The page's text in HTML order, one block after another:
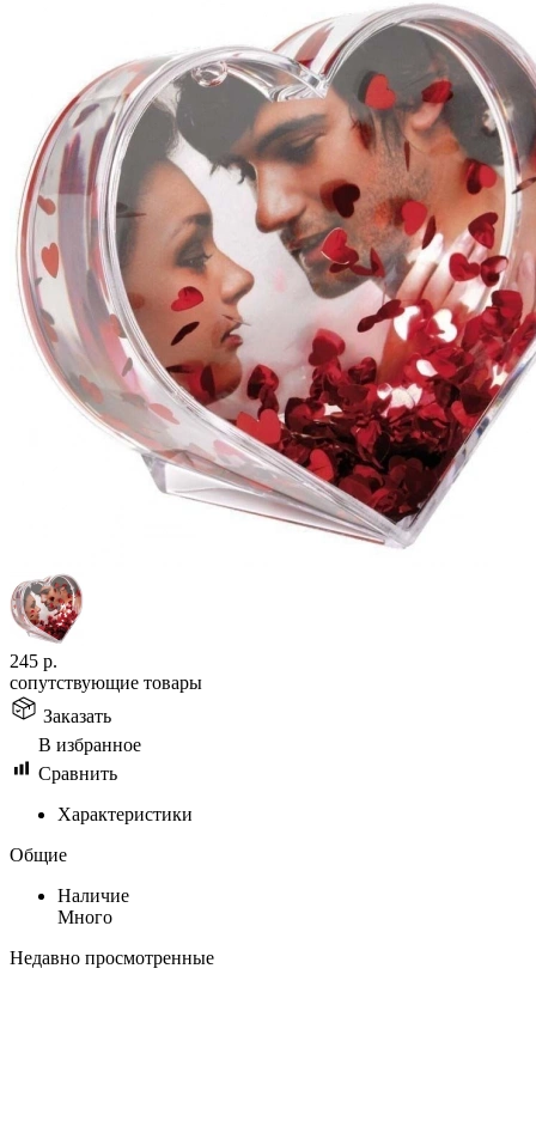
245 р.
сопутствующие товары
Заказать
В избранное
Сравнить
Характеристики
Общие
Наличие
Много
Недавно просмотренные